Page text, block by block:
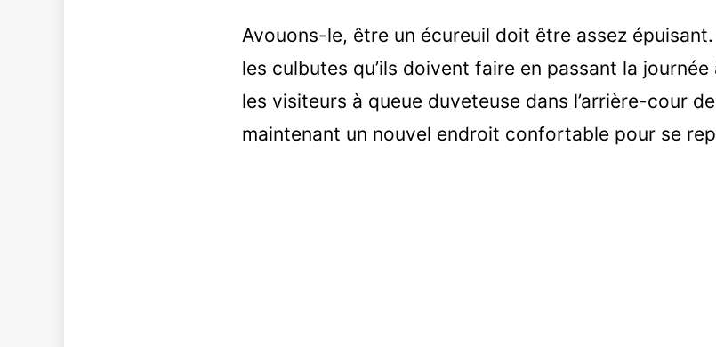
Avouons-le, être un écureuil doit être assez
les culbutes qu’ils doivent faire en passant la
les visiteurs à queue duveteuse dans l’arrière-cour de
maintenant un nouvel endroit confortable pour se